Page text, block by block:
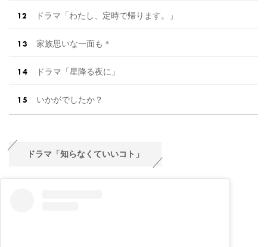
ドラマ「わたし、定時で帰ります。」
家族思いな一面も＊
ドラマ「星降る夜に」
いかがでしたか？
ドラマ「知らなくていいコト」